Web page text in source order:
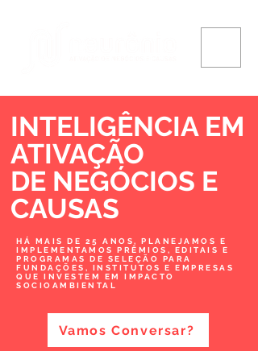
INTELIGÊNCIA EM
ATIVAÇÃO
DE NEGÓCIOS E
CAUSAS
HÁ MAIS DE 25 ANOS, PLANEJAMOS E
IMPLEMENTAMOS PRÊMIOS, EDITAIS E
PROGRAMAS DE SELEÇÃO PARA
FUNDAÇÕES, INSTITUTOS E EMPRESAS
QUE INVESTEM EM IMPACTO
SOCIOAMBIENTAL
Vamos Conversar?